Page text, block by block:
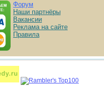
Форум
Наши партнёры
Вакансии
Реклама на сайте
Правила